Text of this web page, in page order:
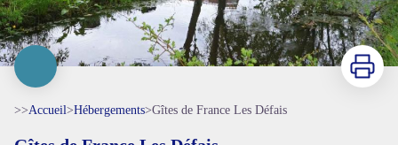
Imprimer
>>Accueil>Hébergements>Gîtes de France Les Défais